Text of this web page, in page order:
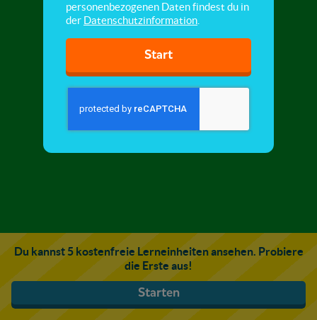
Du kannst 5 kostenfreie Lerneinheiten ansehen. Probiere
die Erste aus!
Starten
personenbezogenen Daten findest du in
der Datenschutzinformation
Start